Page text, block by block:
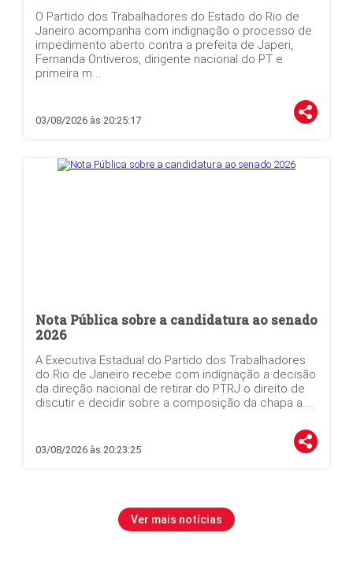
O Partido dos Trabalhadores do Estado do Rio de
Janeiro acompanha com indignação o processo de
impedimento aberto contra a prefeita de Japeri,
Fernanda Ontiveros, dirigente nacional do PT e
primeira m...
03/08/2026 às 20:25:17
Nota Pública sobre a candidatura ao senado
2026
A Executiva Estadual do Partido dos Trabalhadores
do Rio de Janeiro recebe com indignação a decisão
da direção nacional de retirar do PTRJ o direito de
discutir e decidir sobre a composição da chapa a...
03/08/2026 às 20:23:25
Ver mais notícias